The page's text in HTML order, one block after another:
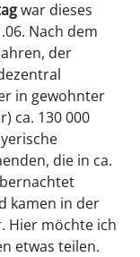
war dieses
Nach dem
der
in gewohnter
ca. 130 000
die in ca.
kamen in der
Hier möchte ich
etwas teilen.